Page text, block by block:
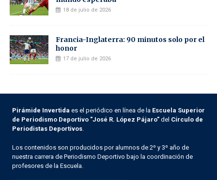
18 de julio de 2026
Francia-Inglaterra: 90 minutos solo por el
honor
17 de julio de 2026
Pirámide Invertida es el periódico en línea de la Escuela Superior
de Periodismo Deportivo "José R. López Pájaro" del Círculo de
Periodistas Deportivos
Los contenidos son producidos por alumnos de 2º y 3º año de
nuestra carrera de Periodismo Deportivo bajo la coordinación de
profesores de la Escuela.